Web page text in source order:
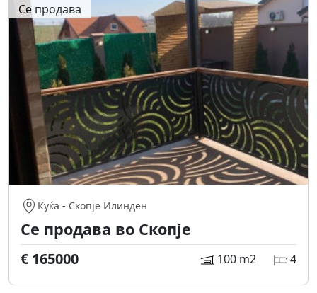
Се продава
Куќа - Скопје Илинден
Се продава во Скопје
€ 165000 100 m2 4